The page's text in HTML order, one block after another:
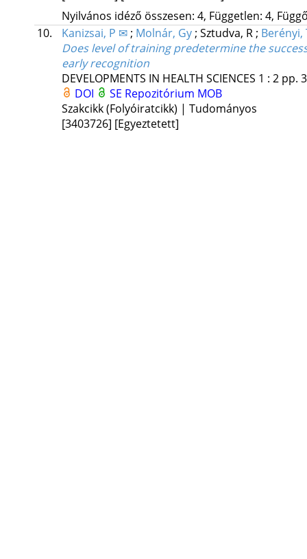
Nyilvános idéző összesen: 4, Független: 4,
10.
Kanizsai, P ✉; Molnár, Gy; Sztudva, R; Berényi,
Does level of training predetermine the
early recognition
DEVELOPMENTS IN HEALTH SCIENCES 1 : 2 pp.
DOI
SE Repozitórium MOB
Szakcikk (Folyóiratcikk) | Tudományos
[3403726] [Egyeztetett]